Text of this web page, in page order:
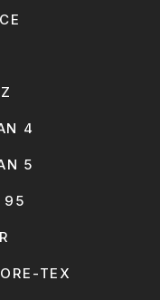
4
5
95
TEX